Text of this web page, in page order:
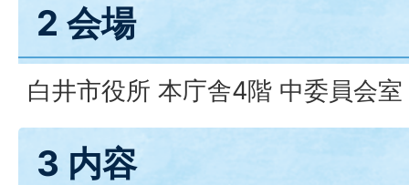
2 会場
白井市役所 本庁舎4階 中委員会室
3 内容